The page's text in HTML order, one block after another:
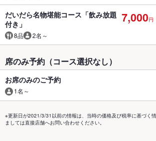
だいだら名物堪能コース「飲み放題
付き」
8品 2名～
7,000円
席のみ予約（コース選択なし）
お席のみのご予約
1名～
※更新日が2021/3/31以前の情報は、当時の価格及び税率に基づく
ましては直接店舗へお問い合わせください。